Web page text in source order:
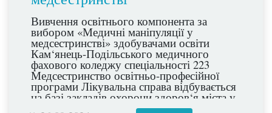
Вивчення освітнього компонента за
вибором «Медичні маніпуляції у
медсестринстві» здобувачами освіти
Кам‘янець-Подільського медичного
фахового коледжу спеціальності 223
Медсестринство освітньо-професійної
програми Лікувальна справа відбувається
на базі закладів охорони здоров‘я міста у
тісній співпраці зі стейкхолдерами.